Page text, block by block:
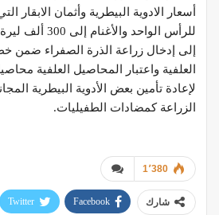
للرأس الواحد
إلى إدخال زراعة الذرة الصفراء ضمن
العلفية واعتبار المحاصيل العلفية
لإعادة تأمين بعض الأدوية البيطرية
الزراعة كمضادات الطفيليات.
1٬380
شارك Facebook
Twitter